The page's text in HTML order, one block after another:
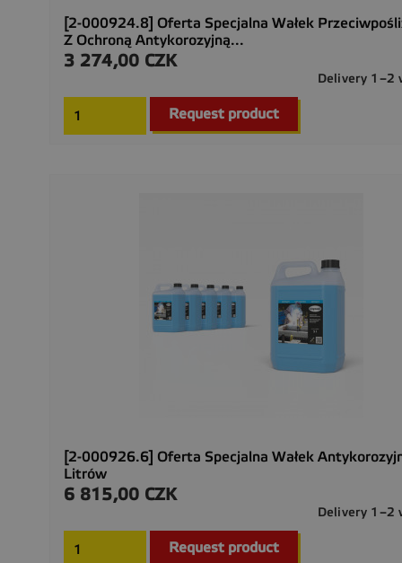
[2-000924.8] Oferta Specjalna Wałek
Z Ochroną Antykorozyjną...
Cena
3 274,00 CZK
Delivery 1–2
Request product
[2-000926.6] Oferta Specjalna Wałek
Litrów
Cena
6 815,00 CZK
Delivery 1–2
Request product